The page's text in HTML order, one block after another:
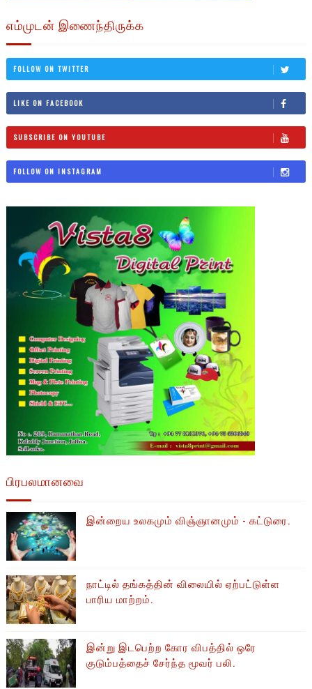
எம்முடன் இணைந்திருக்க
FOLLOW ON TWITTER
LIKE ON FACEBOOK
SUBSCRIBE ON YOUTUBE
FOLLOW ON INSTAGRAM
பிரபலமானவை
இன்றைய உலகமும் விஞ்ஞானமும் - கட்டுரை.
நாட்டில் தங்கத்தின் விலையில் ஏற்பட்டுள்ள
பாரிய மாற்றம்.
இன்று இடபெற்ற கோர விபத்தில் ஒரே
குடும்பத்தைச் சேர்ந்த மூவர் பலி.